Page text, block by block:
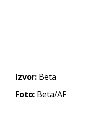
Izvor: Beta
Foto: Beta/AP